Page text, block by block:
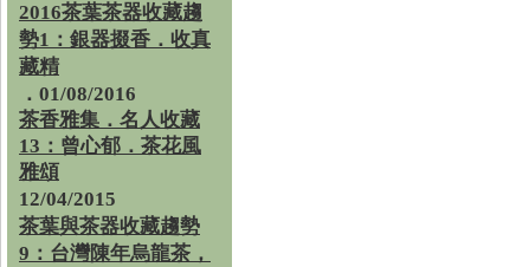
2016茶葉茶器收藏趨
勢1：銀器掇香．收真
藏精
．01/08/2016
茶香雅集 ． 名人收藏
13：曾心郁．茶花風
雅頌
12/04/2015
茶葉與茶器收藏趨勢
9：台灣陳年烏龍茶，